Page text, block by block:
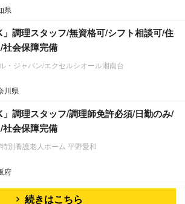
県
」調理スタッフ/無資格可/シフト相談可/住
会保障完備
・ジャパン/エクセルシオール湘南台
川県
」調理スタッフ/調理師免許必須/日勤のみ/
会保障完備
別養護老人ホーム 平野愛和
府
続きはこちら